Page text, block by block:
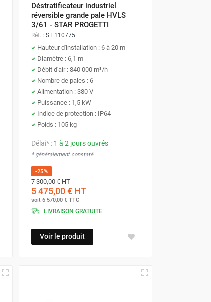
Déstratificateur industriel
réversible grande pale HVLS
3/61 - STAR PROGETTI
Réf. : ST 110775
Hauteur d'installation : 6 à 20 m
Diamètre : 6,1 m
Débit d'air : 840 000 m³/h
Nombre de pales : 6
Alimentation : 380 V
Puissance : 1,5 kW
Indice de protection : IP64
Poids : 105 kg
Délai* : 1 à 2 jours ouvrés
* généralement constaté
-25%
7 300,00 €HT
5 475,00 €HT
soit 6 570,00 €TTC
LIVRAISON GRATUITE
Voir le produit